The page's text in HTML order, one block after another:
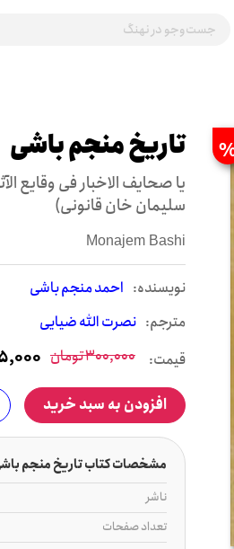
تاریخ منجم باشی
یا صحایف الاخبار فی وقایع
سلیمان خان قانونی)
Monajem Bashi
نويسنده: احمد منجم باشی
مترجم: نصرت الله ضیایی
قیمت: 300,000تومان
افزودن به سبد خرید
مشخصات کتاب تاریخ منجم
ناشر
تعداد صفحات